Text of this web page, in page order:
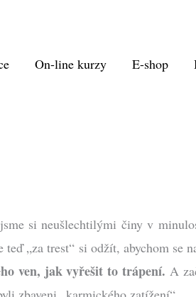
On-line kurzy E-shop
si neušlechtilými činy v
„za trest“ si odžít, abychom se
ven, jak vyřešit to trápení.A